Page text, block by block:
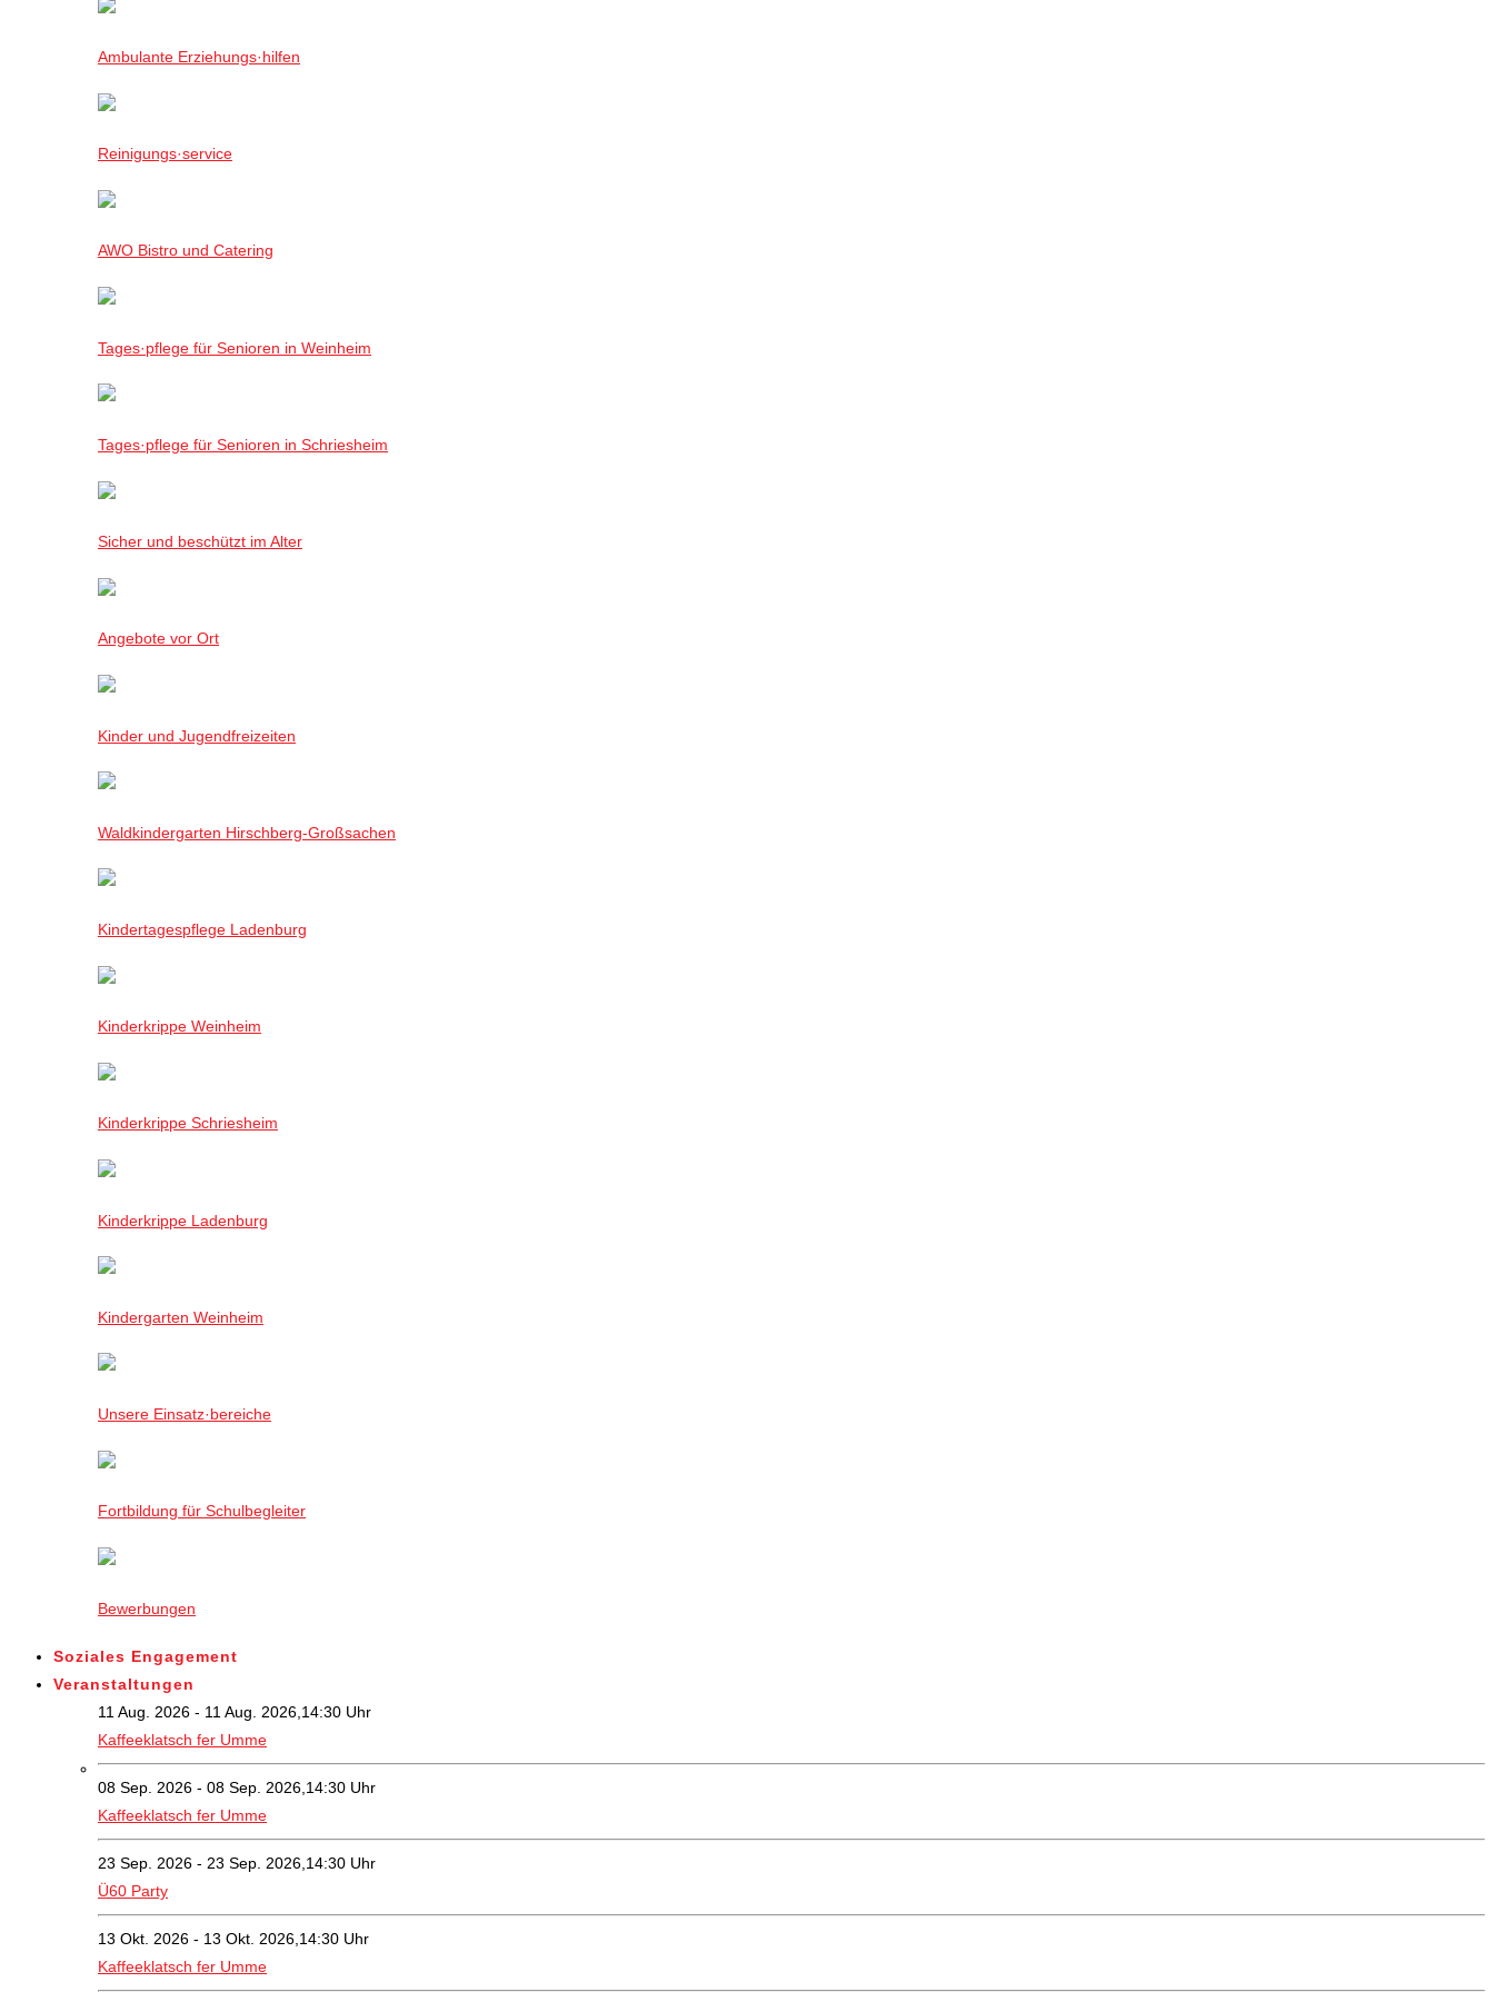
Ambulante Erziehungs·hilfen
Reinigungs·service
AWO Bistro und Catering
Tages·pflege für Senioren in Weinheim
Tages·pflege für Senioren in Schriesheim
Sicher und beschützt im Alter
Angebote vor Ort
Kinder und Jugendfreizeiten
Waldkindergarten Hirschberg-Großsachen
Kindertagespflege Ladenburg
Kinderkrippe Weinheim
Kinderkrippe Schriesheim
Kinderkrippe Ladenburg
Kindergarten Weinheim
Unsere Einsatz·bereiche
Fortbildung für Schulbegleiter
Bewerbungen
Soziales Engagement
Veranstaltungen
11 Aug. 2026 - 11 Aug. 2026,14:30 Uhr
Kaffeeklatsch fer Umme
08 Sep. 2026 - 08 Sep. 2026,14:30 Uhr
Kaffeeklatsch fer Umme
23 Sep. 2026 - 23 Sep. 2026,14:30 Uhr
Ü60 Party
13 Okt. 2026 - 13 Okt. 2026,14:30 Uhr
Kaffeeklatsch fer Umme